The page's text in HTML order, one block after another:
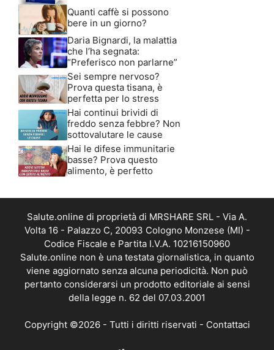
Quanti caffè si possono
bere in un giorno?
Daria Bignardi, la malattia
che l’ha segnata:
“Preferisco non parlarne”
Sei sempre nervoso?
Prova questa tisana, è
perfetta per lo stress
Hai continui brividi di
freddo senza febbre? Non
sottovalutare le cause
Hai le difese immunitarie
basse? Prova questo
alimento, è perfetto
Salute.online di proprietà di MRSHARE SRL - Via A.
Volta 16 - Palazzo C, 20093 Cologno Monzese (MI) -
Codice Fiscale e Partita I.V.A. 10216150960
Salute.online non è una testata giornalistica, in quanto
viene aggiornato senza alcuna periodicità. Non può
pertanto considerarsi un prodotto editoriale ai sensi
della legge n. 62 del 07.03.2001
Copyright ©2026 - Tutti i diritti riservati - Contattaci